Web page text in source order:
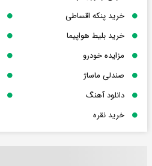
خرید پنکه اقساطی
خرید بلیط هواپیما
مزایده خودرو
صندلی ماساژ
دانلود آهنگ
خرید نقره